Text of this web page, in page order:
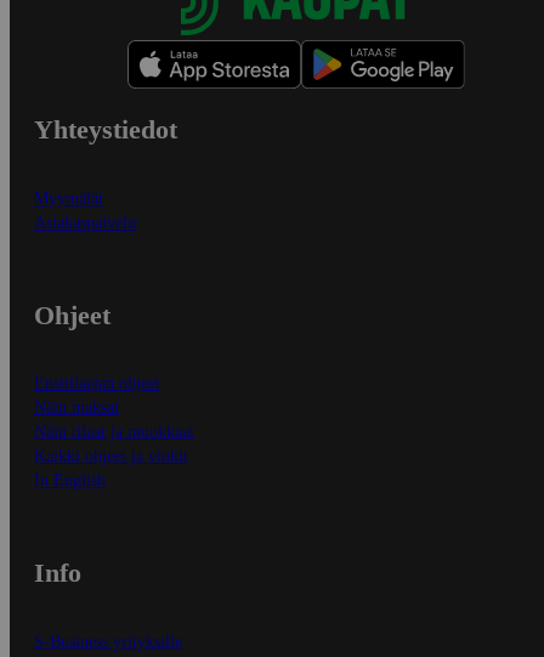
Yhteystiedot
Myymälät
Asiakaspalvelu
Ohjeet
Ensitilaajan ohjeet
Näin maksat
Näin tilaat ja muokkaat
Kaikki ohjeet ja vinkit
In English
Info
S-Business yrityksille